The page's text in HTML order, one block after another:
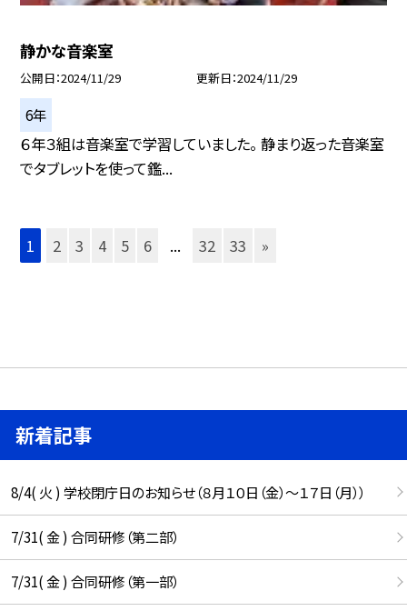
静かな音楽室
公開日 2024/11/29 更新日 2024/11/29
6年
６年３組は音楽室で学習していました。 静まり返った音楽室
でタブレットを使って鑑...
1 2 3 4 5 6 ... 32 33 »
新着記事
8/4( 火 ) 学校閉庁日のお知らせ（８月１０日（金）～１７日（月））
7/31( 金 ) 合同研修（第二部）
7/31( 金 ) 合同研修（第一部）